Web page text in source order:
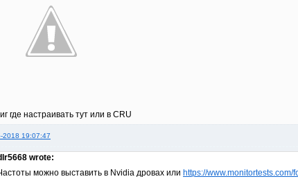
где настраивать тут или в CRU
2018 19:07:47
wrote:
можно выставить в Nvidia дровах или https://